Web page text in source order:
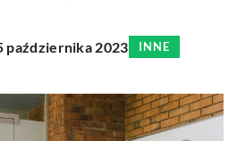
października 2023 INNE